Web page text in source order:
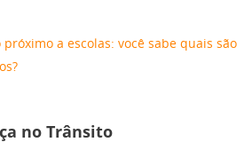
elétricos
a escolas: você sabe quais são
no Trânsito